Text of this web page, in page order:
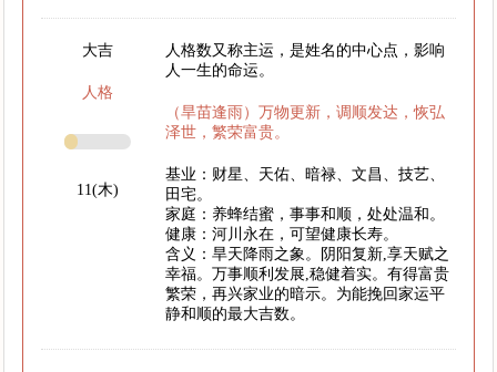
大吉
人格
11(木)
人格数又称主运，是姓名的中心点，影响
人一生的命运。
（旱苗逢雨）万物更新，调顺发达，恢弘
泽世，繁荣富贵。
基业：财星、天佑、暗禄、文昌、技艺、
田宅。
家庭：养蜂结蜜，事事和顺，处处温和。
健康：河川永在，可望健康长寿。
含义：旱天降雨之象。阴阳复新,享天赋之
幸福。万事顺利发展,稳健着实。有得富贵
繁荣，再兴家业的暗示。为能挽回家运平
静和顺的最大吉数。